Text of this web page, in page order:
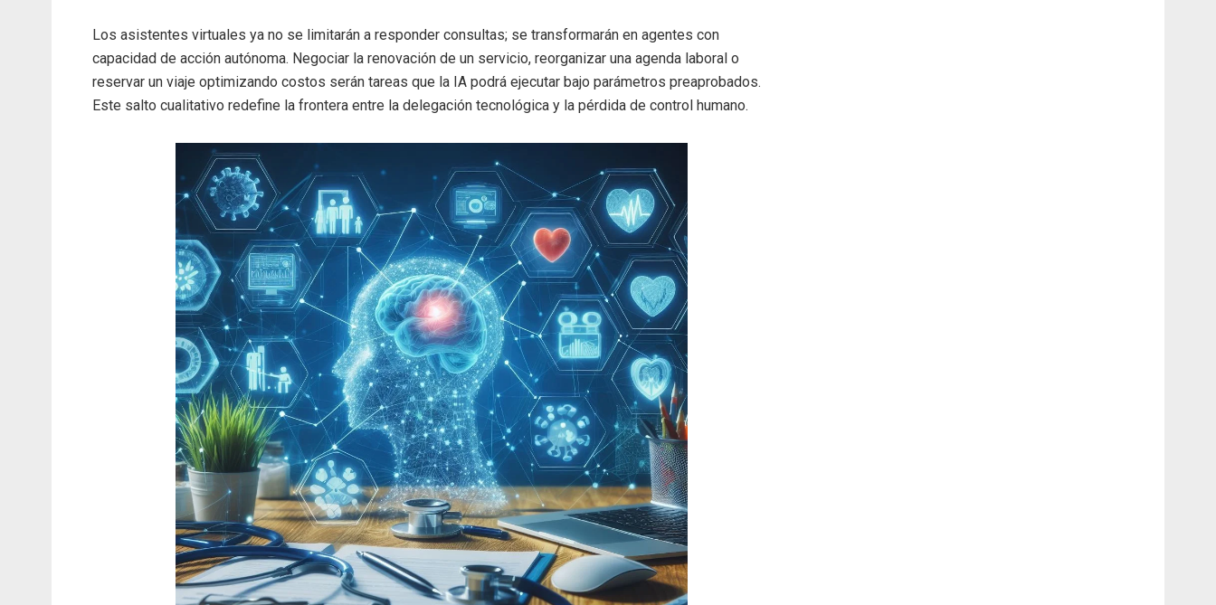
Los asistentes virtuales ya no se limitarán a responder consultas; se transformarán en agentes con
capacidad de acción autónoma. Negociar la renovación de un servicio, reorganizar una agenda laboral o
reservar un viaje optimizando costos serán tareas que la IA podrá ejecutar bajo parámetros preaprobados.
Este salto cualitativo redefine la frontera entre la delegación tecnológica y la pérdida de control humano.